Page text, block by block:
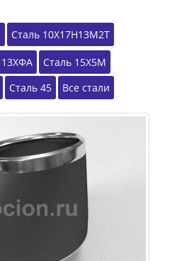
Сталь 10Х17Н13М2Т
13ХФА
Сталь 15Х5М
Сталь 45 Все стали